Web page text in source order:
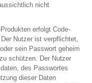
nicht
erfolgt Code-
Nutzer ist verpflichtet,
sein Passwort geheim
schützen. Der Nutzer
des Passwortes
dieser Daten